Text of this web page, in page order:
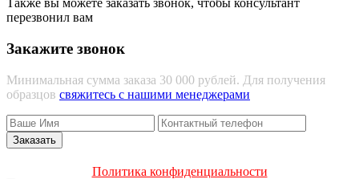
Также вы можете заказать звонок, чтобы консультант
перезвонил вам
Закажите звонок
Минимальная сумма заказа 30 000 рублей. Для получения
образцов свяжитесь с нашими менеджерами
Политика конфиденциальности